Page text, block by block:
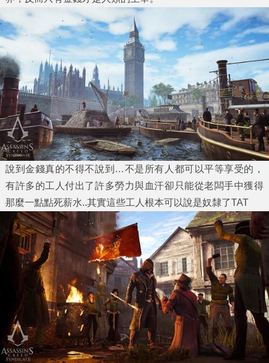
說到金錢真的不得不說到…不是所有人都可以平等享受的，
有許多的工人付出了許多勞力與血汗卻只能從老闆手中獲得
那麼一點點死薪水..其實這些工人根本可以說是奴隸了TAT